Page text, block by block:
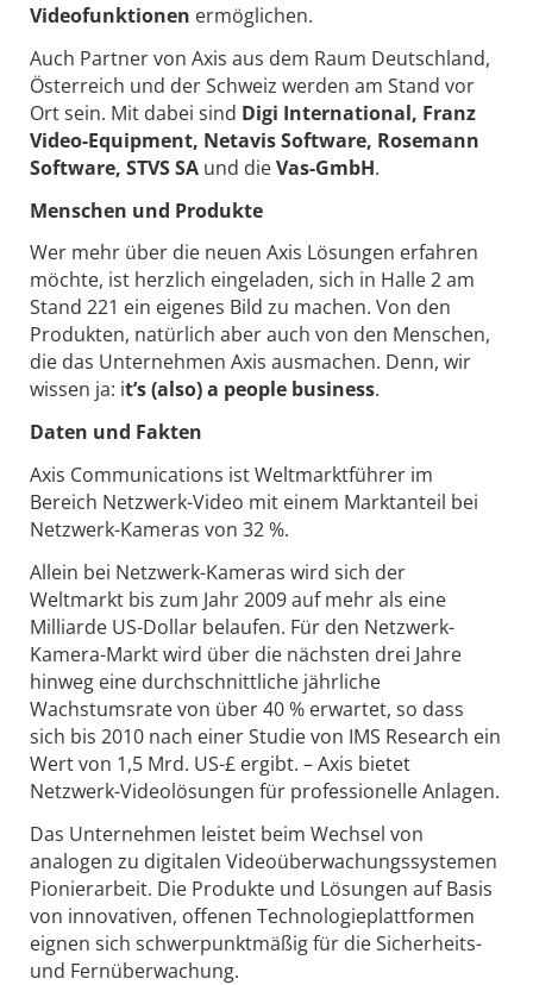
Videofunktionen ermöglichen.
Auch Partner von Axis aus dem Raum Deutschland,
Österreich und der Schweiz werden am Stand vor
Ort sein. Mit dabei sind Digi International, Franz
Video-Equipment, Netavis Software, Rosemann
Software, STVS SA und dieVas-GmbH.
Menschen und Produkte
Wer mehr über die neuen Axis Lösungen erfahren
möchte, ist herzlich eingeladen, sich in Halle 2 am
Stand 221 ein eigenes Bild zu machen. Von den
Produkten, natürlich aber auch von den Menschen,
die das Unternehmen Axis ausmachen. Denn, wir
wissen ja: it’s (also) a people business.
Daten und Fakten
Axis Communications ist Weltmarktführer im
Bereich Netzwerk-Video mit einem Marktanteil bei
Netzwerk-Kameras von 32 %.
Allein bei Netzwerk-Kameras wird sich der
Weltmarkt bis zum Jahr 2009 auf mehr als eine
Milliarde US-Dollar belaufen. Für den Netzwerk-
Kamera-Markt wird über die nächsten drei Jahre
hinweg eine durchschnittliche jährliche
Wachstumsrate von über 40 % erwartet, so dass
sich bis 2010 nach einer Studie von IMS Research ein
Wert von 1,5 Mrd. US-£ ergibt. – Axis bietet
Netzwerk-Videolösungen für professionelle Anlagen.
Das Unternehmen leistet beim Wechsel von
analogen zu digitalen Videoüberwachungssystemen
Pionierarbeit. Die Produkte und Lösungen auf Basis
von innovativen, offenen Technologieplattformen
eignen sich schwerpunktmäßig für die Sicherheits-
und Fernüberwachung.